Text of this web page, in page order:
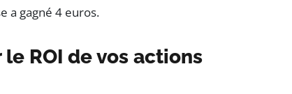
a gagné 4 euros.
ROI de vos actions